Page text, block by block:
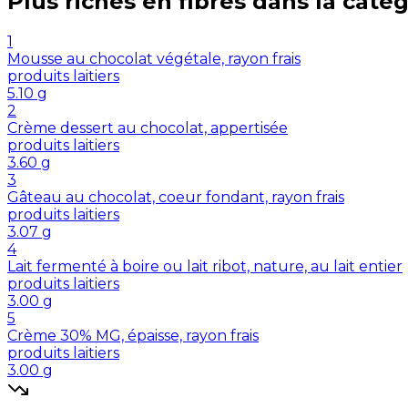
1
Mousse au chocolat végétale, rayon frais
produits laitiers
5.10 g
2
Crème dessert au chocolat, appertisée
produits laitiers
3.60 g
3
Gâteau au chocolat, coeur fondant, rayon frais
produits laitiers
3.07 g
4
Lait fermenté à boire ou lait ribot, nature, au lait entier
produits laitiers
3.00 g
5
Crème 30% MG, épaisse, rayon frais
produits laitiers
3.00 g